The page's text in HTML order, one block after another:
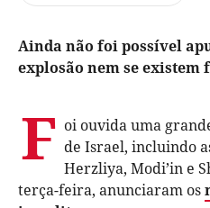
Ainda não foi possível
explosão nem se existem
F oi ouvida uma
de Israel, incluindo
Herzliya, Modi’in e
terça-feira, anunciaram os